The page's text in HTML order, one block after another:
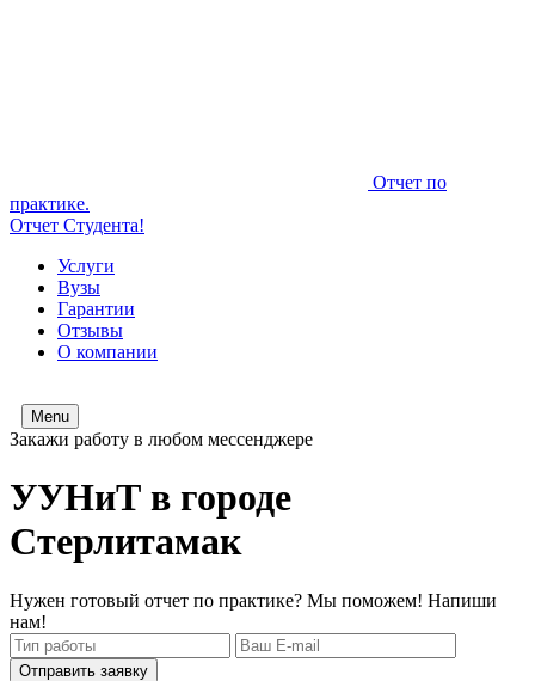
Отчет по
практике.
Отчет Студента!
Услуги
Вузы
Гарантии
Отзывы
О компании
Menu
Закажи работу в любом мессенджере
УУНиТ в городе
Стерлитамак
Нужен готовый отчет по практике? Мы поможем! Напиши
нам!
Отправить заявку